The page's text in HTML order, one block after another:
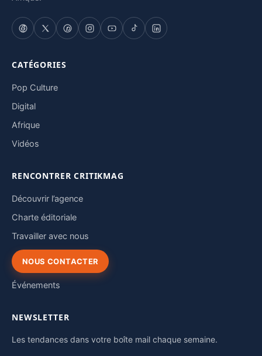
CATÉGORIES
Pop Culture
Digital
Afrique
Vidéos
RENCONTRER CRITIKMAG
Découvrir l’agence
Charte éditoriale
Travailler avec nous
NOUS CONTACTER
Événements
NEWSLETTER
Les tendances dans votre boîte mail chaque semaine.